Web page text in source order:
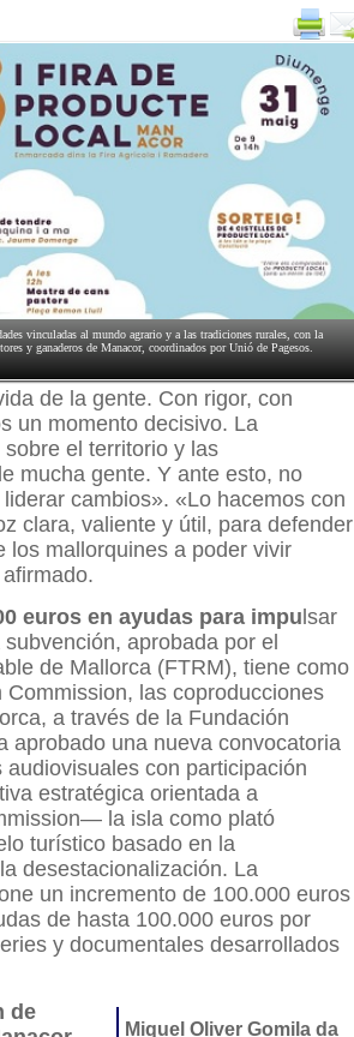
vinculadas al mundo agrario y a las tradiciones rurales, con la
y ganaderos de Manacor, coordinados por Unió de Pagesos.
de la gente. Con rigor, con
un momento decisivo. La
el territorio y las
mucha gente. Y ante esto, no
cambios». «Lo hacemos con
clara, valiente y útil, para defender
los mallorquines a poder vivir
euros en ayudas para impu lsar
aprobada por el
de Mallorca (FTRM), tiene como
las coproducciones
a través de la Fundación
aprobado una nueva convocatoria
con participación
estratégica orientada a
la isla como plató
turístico basado en la
desestacionalización. La
un incremento de 100.000 euros
de hasta 100.000 euros por
y documentales desarrollados
Miquel Oliver Gomila da
de